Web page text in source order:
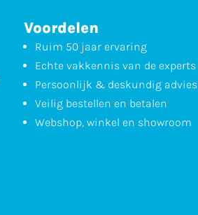
Voordelen
Ruim 50 jaar ervaring
Echte vakkennis van de experts
Persoonlijk & deskundig advies
Veilig bestellen en betalen
Webshop, winkel en showroom